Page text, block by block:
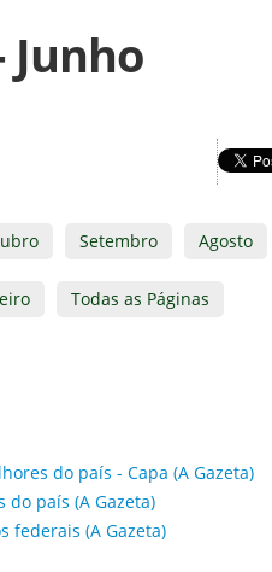
Junho
Setembro Agosto
Todas as Páginas
do país - Capa (A Gazeta)
do país (A Gazeta)
federais (A Gazeta)